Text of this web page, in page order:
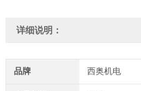
详细说明：
品牌 西奥机电